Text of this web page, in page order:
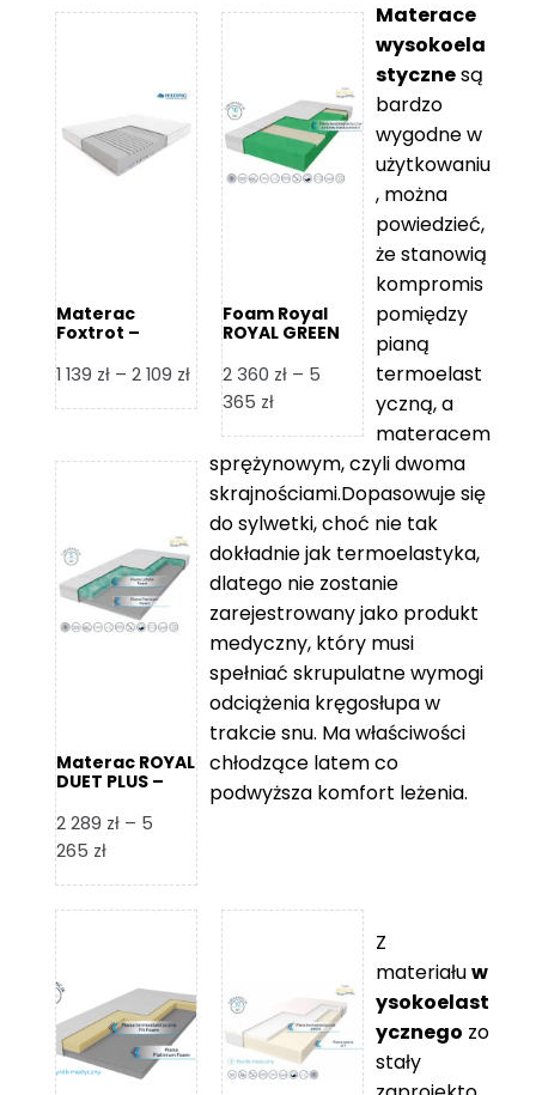
Materac
Foxtrot –
1 139 zł – 2 109 złZakres
cen:
1
139 zł
do
2
109 zł
Foam Royal
ROYAL GREEN
piankowy
2 360 zł – 5
365 złZakres
od
2
360 zł
5
365 zł
Materac ROYAL
DUET PLUS –
2 289 zł – 5
265 złZakres
od
do
5
265 zł
Materace
wysokoela
stycznesą
bardzo
wygodne w
użytkowaniu
, można
powiedzieć,
że stanowią
kompromis
pomiędzy
pianą
termoelast
yczną, a
materacem
sprężynowym, czyli dwoma
skrajnościami.Dopasowuje się
do sylwetki, choć nie tak
dokładnie jak termoelastyka,
dlatego nie zostanie
zarejestrowany jako produkt
medyczny, który musi
spełniać skrupulatne wymogi
odciążenia kręgosłupa w
trakcie snu. Ma właściwości
chłodzące latem co
podwyższa komfort leżenia.
Z
materiałuw
ysokoelast
ycznego zo
stały